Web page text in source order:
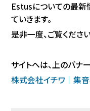
Estusについての最新
ていきます。
是非一度、ご覧くださ
サイトへは、上のバナ
株式会社イチワ│集